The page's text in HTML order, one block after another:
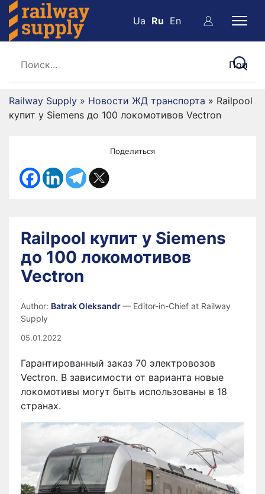
Ua Ru En
Railway Supply » Новости ЖД транспорта » Railpool
купит у Siemens до 100 локомотивов Vectron
Поделиться
Railpool купит у Siemens
до 100 локомотивов
Vectron
Author: Batrak Oleksandr— Editor-in-Chief at Railway
Supply
05.01.2022
Гарантированный заказ 70 электровозов
Vectron. В зависимости от варианта новые
локомотивы могут быть использованы в 18
странах.